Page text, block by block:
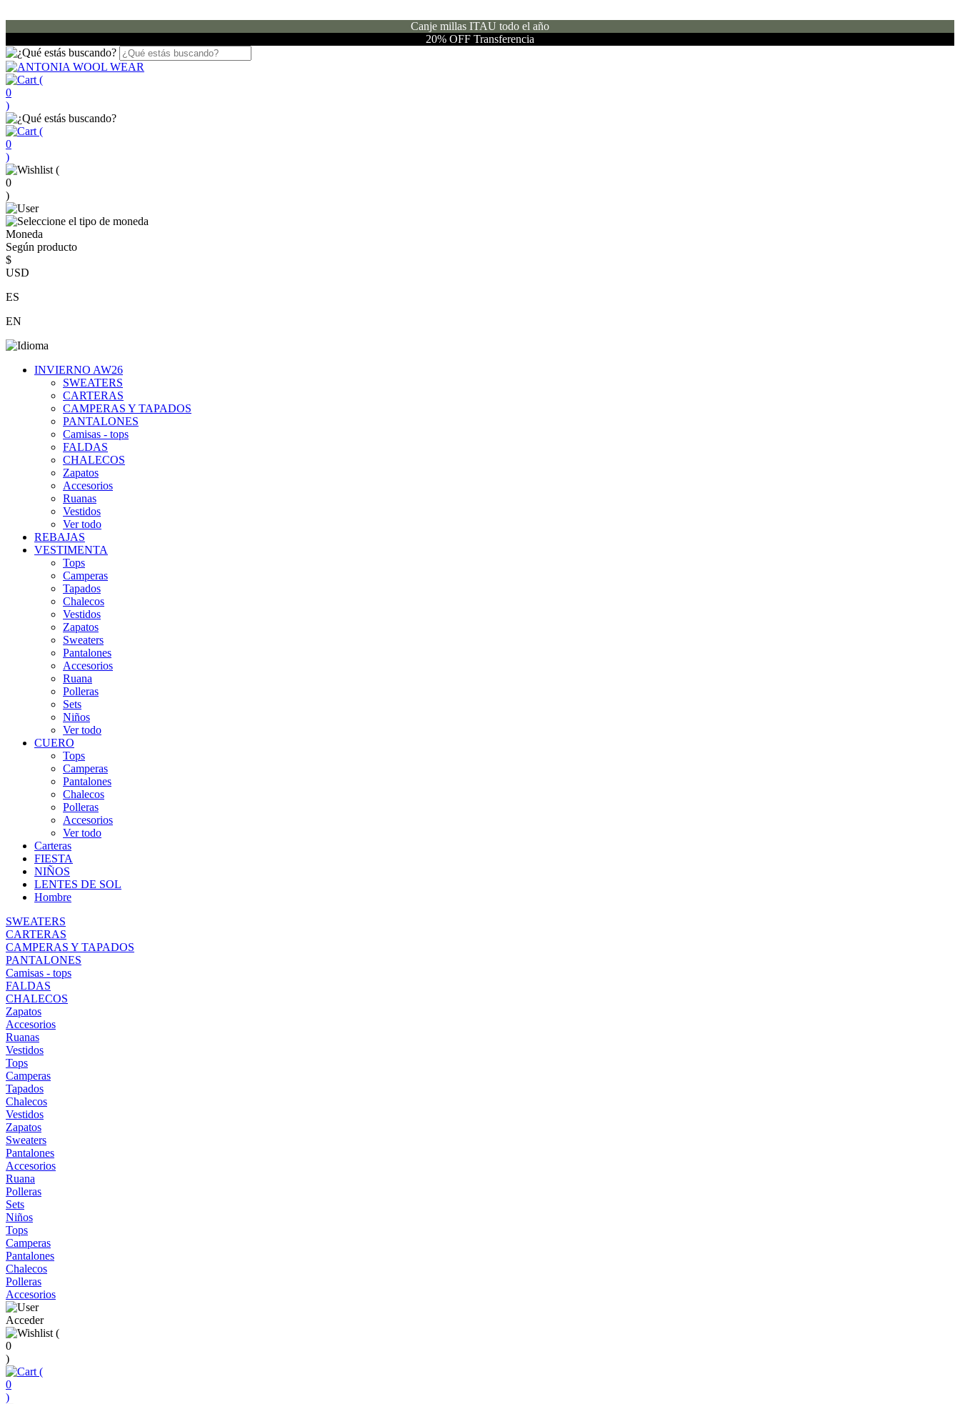
Canje millas ITAU todo el año
20% OFF Transferencia
(
0
)
(
0
)
(
0
)
Moneda
Según producto
$
USD
ES
EN
INVIERNO AW26
SWEATERS
CARTERAS
CAMPERAS Y TAPADOS
PANTALONES
Camisas - tops
FALDAS
CHALECOS
Zapatos
Accesorios
Ruanas
Vestidos
Ver todo
REBAJAS
VESTIMENTA
Tops
Camperas
Tapados
Chalecos
Vestidos
Zapatos
Sweaters
Pantalones
Accesorios
Ruana
Polleras
Sets
Niños
Ver todo
CUERO
Tops
Camperas
Pantalones
Chalecos
Polleras
Accesorios
Ver todo
Carteras
FIESTA
NIÑOS
LENTES DE SOL
Hombre
SWEATERS
CARTERAS
CAMPERAS Y TAPADOS
PANTALONES
Camisas - tops
FALDAS
CHALECOS
Zapatos
Accesorios
Ruanas
Vestidos
Tops
Camperas
Tapados
Chalecos
Vestidos
Zapatos
Sweaters
Pantalones
Accesorios
Ruana
Polleras
Sets
Niños
Tops
Camperas
Pantalones
Chalecos
Polleras
Accesorios
Acceder
(
0
)
(
0
)